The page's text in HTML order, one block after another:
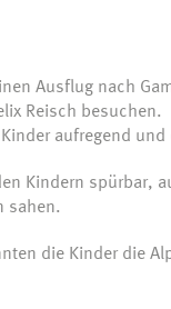
Ausflug nach
Reisch besuchen.
aufregend
Kindern spürbar,
sahen.
die Kinder die